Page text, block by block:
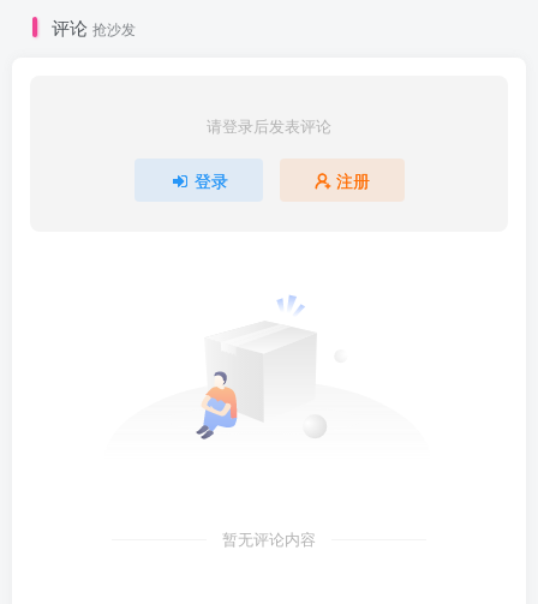
评论 抢沙发
请登录后发表评论
登录 注册
暂无评论内容